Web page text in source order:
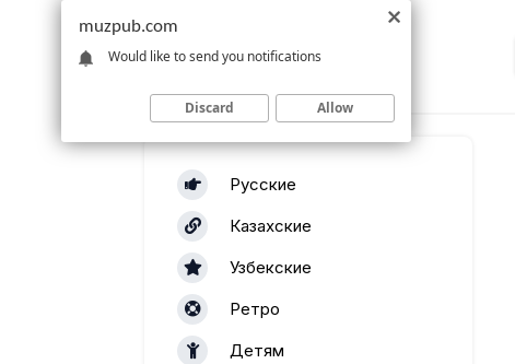
Русские
Казахские
Узбекские
Ретро
Детям
muzpub.com
Would like to send you notifications
Discard Allow